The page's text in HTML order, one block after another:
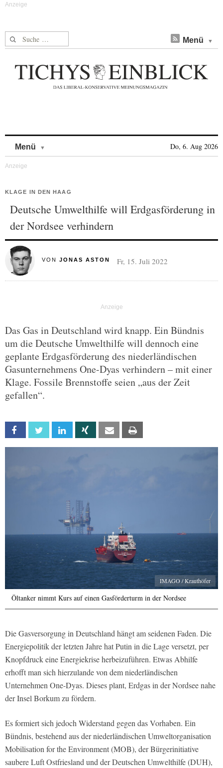
Suche nach: Menü
Menü Do, 6. Aug 2026
KLAGE IN DEN HAAG
Deutsche Umwelthilfe will Erdgasförderung in
der Nordsee verhindern
VON JONAS ASTON Fr, 15. Juli 2022
Das Gas in Deutschland wird knapp. Ein Bündnis
um die Deutsche Umwelthilfe will dennoch eine
geplante Erdgasförderung des niederländischen
Gasunternehmens One-Dyas verhindern – mit einer
Klage. Fossile Brennstoffe seien „aus der Zeit
gefallen“.
Facebook Twitter Linkedin Xing Email
IMAGO / Krauthöfer
Öltanker nimmt Kurs auf einen Gasförderturm in der Nordsee
Die Gasversorgung in Deutschland hängt am seidenen Faden. Die
Energiepolitik der letzten Jahre hat Putin in die Lage versetzt, per
Knopfdruck eine Energiekrise herbeizuführen. Etwas Abhilfe
erhofft man sich hierzulande von dem niederländischen
Unternehmen One-Dyas. Dieses plant, Erdgas in der Nordsee nahe
der Insel Borkum zu fördern.
Es formiert sich jedoch Widerstand gegen das Vorhaben. Ein
Bündnis, bestehend aus der niederländischen Umweltorganisation
Mobilisation for the Environment (MOB), der Bürgerinitiative
saubere Luft Ostfriesland und der Deutschen Umwelthilfe (DUH),